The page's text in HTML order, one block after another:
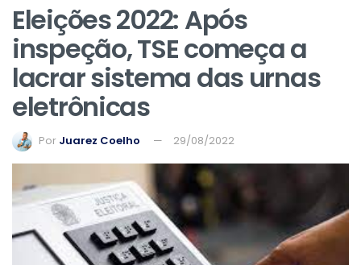
Eleições 2022: Após
inspeção, TSE começa a
lacrar sistema das urnas
eletrônicas
Por Juarez Coelho 29/08/2022